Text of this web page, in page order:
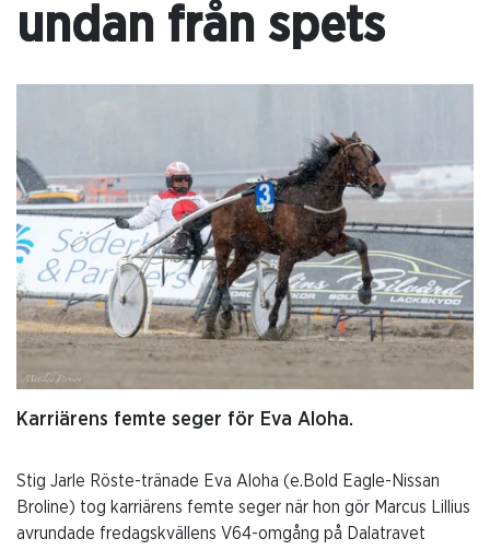
undan från spets
Karriärens femte seger för Eva Aloha.
Stig Jarle Röste-tränade Eva Aloha (e.Bold Eagle-Nissan
Broline) tog karriärens femte seger när hon gör Marcus Lillius
avrundade fredagskvällens V64-omgång på Dalatravet